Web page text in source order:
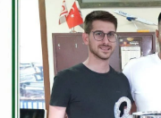
ENGLISH
ESENTEPE
GAZİMAĞUSA